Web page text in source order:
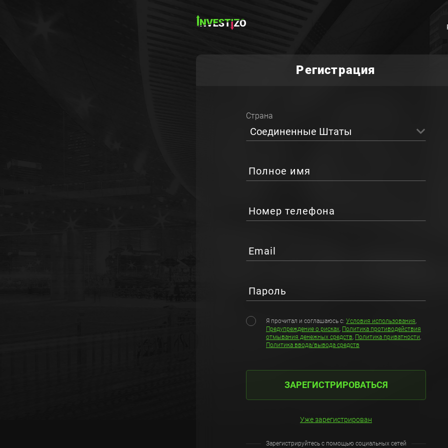
Регистрация
Страна
Соединенные Штаты
Полное имя
Номер телефона
Email
Пароль
Я прочитал и соглашаюсь с: Условия использования,
Предупреждение о рисках, Политика противодействия
отмывания денежных средств, Политика приватности,
Политика ввода/вывода средств
ЗАРЕГИСТРИРОВАТЬСЯ
Уже зарегистрирован
Зарегистрируйтесь с помощью социальных сетей